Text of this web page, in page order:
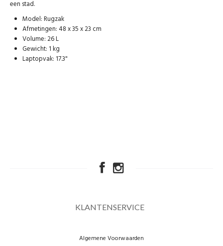
een stad.
Model: Rugzak
Afmetingen: 48 x 35 x 23 cm
Volume: 26 L
Gewicht: 1 kg
Laptopvak: 17.3"
KLANTENSERVICE
Algemene Voorwaarden